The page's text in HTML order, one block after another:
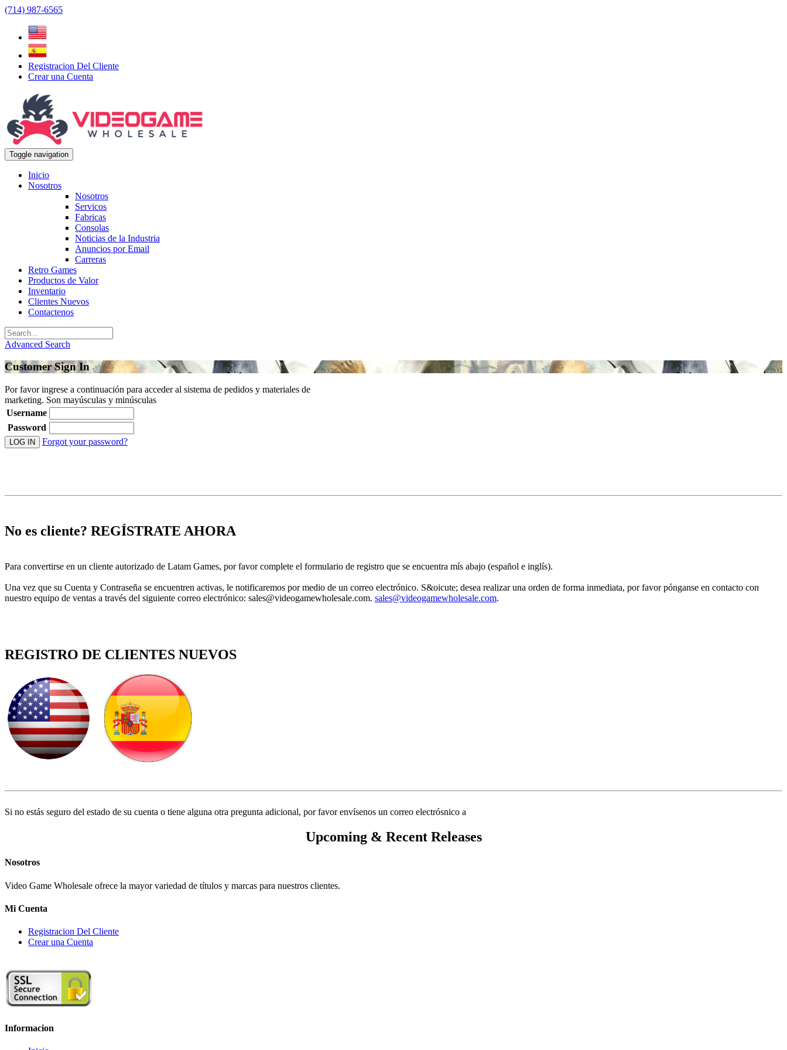
(714) 987-6565
Registracion Del Cliente
Crear una Cuenta
Toggle navigation
Inicio
Nosotros
Nosotros
Servicos
Fabricas
Consolas
Noticias de la Industria
Anuncios por Email
Carreras
Retro Games
Productos de Valor
Inventario
Clientes Nuevos
Contactenos
Advanced Search
Customer Sign In
Por favor ingrese a continuación para acceder al sistema de pedidos y materiales de
marketing. Son mayúsculas y minúsculas
Username
Password
Forgot your password?
No es cliente? REGÍSTRATE AHORA
Para convertirse en un cliente autorizado de Latam Games, por favor complete el formulario de registro que se encuentra mís abajo (español e inglís).
Una vez que su Cuenta y Contraseña se encuentren activas, le notificaremos por medio de un correo electrónico. S&oicute; desea realizar una orden de forma inmediata, por favor pónganse en contacto con
nuestro equipo de ventas a través del siguiente correo electrónico: sales@videogamewholesale.com. sales@videogamewholesale.com.
REGISTRO DE CLIENTES NUEVOS
Si no estás seguro del estado de su cuenta o tiene alguna otra pregunta adicional, por favor envísenos un correo electrósnico a
Upcoming & Recent Releases
Nosotros
Video Game Wholesale ofrece la mayor variedad de títulos y marcas para nuestros clientes.
Mi Cuenta
Registracion Del Cliente
Crear una Cuenta
Informacion